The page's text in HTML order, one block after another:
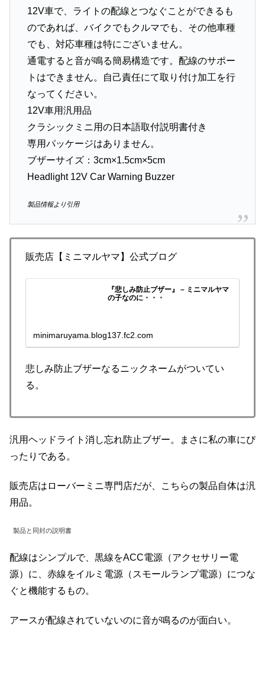
12V車で、ライトの配線とつなぐことができるも
のであれば、バイクでもクルマでも、その他車種
でも、対応車種は特にございません。
通電すると音が鳴る簡易構造です。配線のサポー
トはできません。自己責任にて取り付け加工を行
なってください。
12V車用汎用品
クラシックミニ用の日本語取付説明書付き
専用パッケージはありません。
ブザーサイズ：3cm×1.5cm×5cm
Headlight 12V Car Warning Buzzer
製品情報より引用
販売店【ミニマルヤマ】公式ブログ
『悲しみ防止ブザー』 – ミニマルヤマ
の子なのに・・・
minimaruyama.blog137.fc2.com
悲しみ防止ブザーなるニックネームがついてい
る。
汎用ヘッドライト消し忘れ防止ブザー。まさに私の車にぴ
ったりである。
販売店はローバーミニ専門店だが、こちらの製品自体は汎
用品。
製品と同封の説明書
配線はシンプルで、黒線をACC電源（アクセサリー電
源）に、赤線をイルミ電源（スモールランプ電源）につな
ぐと機能するもの。
アースが配線されていないのに音が鳴るのが面白い。